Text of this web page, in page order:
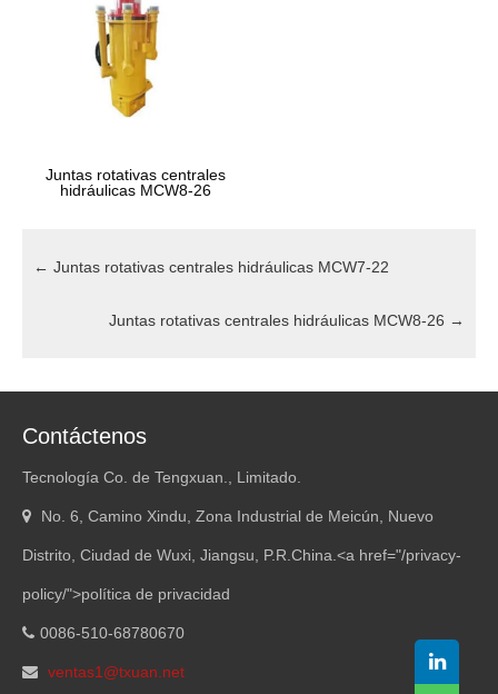
Juntas rotativas centrales
hidráulicas MCW8-26
← Juntas rotativas centrales hidráulicas MCW7-22
Juntas rotativas centrales hidráulicas MCW8-26 →
Contáctenos
Tecnología Co. de Tengxuan., Limitado.
No. 6, Camino Xindu, Zona Industrial de Meicún, Nuevo
Distrito, Ciudad de Wuxi, Jiangsu, P.R.China.<a href="/privacy-
policy/">política de privacidad
0086-510-68780670
ventas1@txuan.net